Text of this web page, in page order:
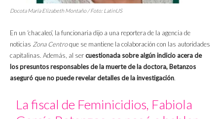
Docota María Elizabeth Montaño / Foto: LatinUS
En un ‘chacaleo’, la funcionaria dijo a una reportera de la agencia de
noticias Zona Centroque se mantiene la colaboración con las autoridades
capitalinas. Además, al sercuestionada sobre algún indicio acera de
los presuntos responsables de la muerte de la doctora, Betanzos
aseguró que no puede revelar detalles de la investigación.
La fiscal de Feminicidios, Fabiola